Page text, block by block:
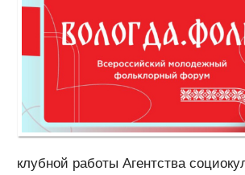
клубной работы Агентства